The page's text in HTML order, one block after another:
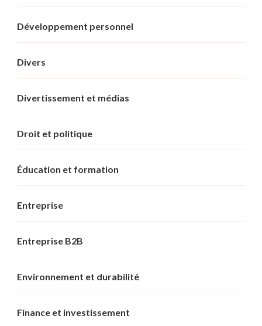
Développement personnel
Divers
Divertissement et médias
Droit et politique
Éducation et formation
Entreprise
Entreprise B2B
Environnement et durabilité
Finance et investissement